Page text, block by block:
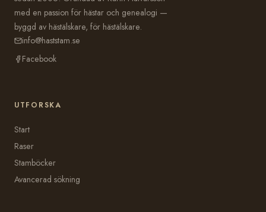
med en passion för hästar och genealogi —
byggd av hästälskare, för hästälskare.
info@haststam.se
Facebook
UTFORSKA
Start
Raser
Stamböcker
Avancerad sökning